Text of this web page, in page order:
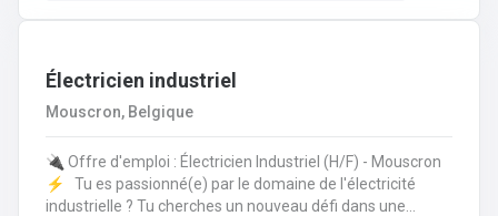
Électricien industriel
Mouscron, Belgique
🔌 Offre d'emploi : Électricien Industriel (H/F) - Mouscron
⚡️ Tu es passionné(e) par le domaine de l'électricité
industrielle ? Tu cherches un nouveau défi dans une